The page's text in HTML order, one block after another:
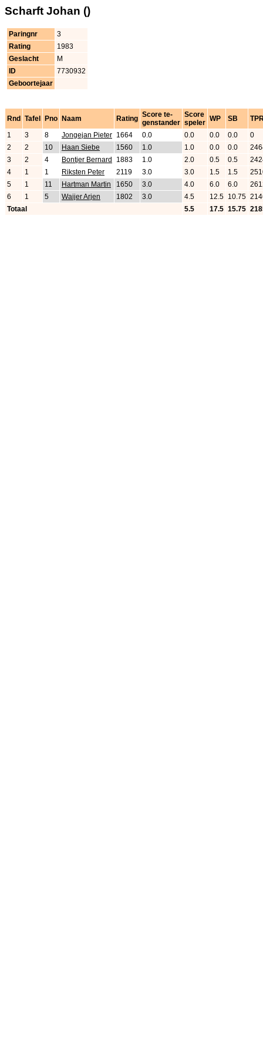
Scharft Johan ()
Paringnr
3
Rating
1983
Geslacht
M
ID
7730932
Geboortejaar
Rnd Tafel Pno Naam Rating Score te-
genstander
Score
speler WP SB
1
3 8 Jongejan Pieter 1664 0.0 0.0 0.0 0.0
0
2
2 10 Haan Siebe 1560 1.0 1.0 0.0 0.0
3
2 4 Bontjer Bernard 1883 1.0 2.0 0.5 0.5
4
1 1 Riksten Peter 2119 3.0 3.0 1.5 1.5
5
1 11 Hartman Martin 1650 3.0 4.0 6.0 6.0
6
1 5 Waijer Arjen 1802 3.0 4.5 12.5 10.75
Totaal
5.5 17.5 15.75